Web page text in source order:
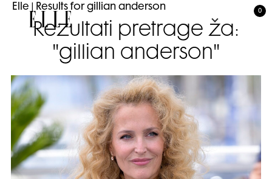
Elle
0
Elle Results for gillian anderson
Rezultati pretrage za:
"gillian anderson"